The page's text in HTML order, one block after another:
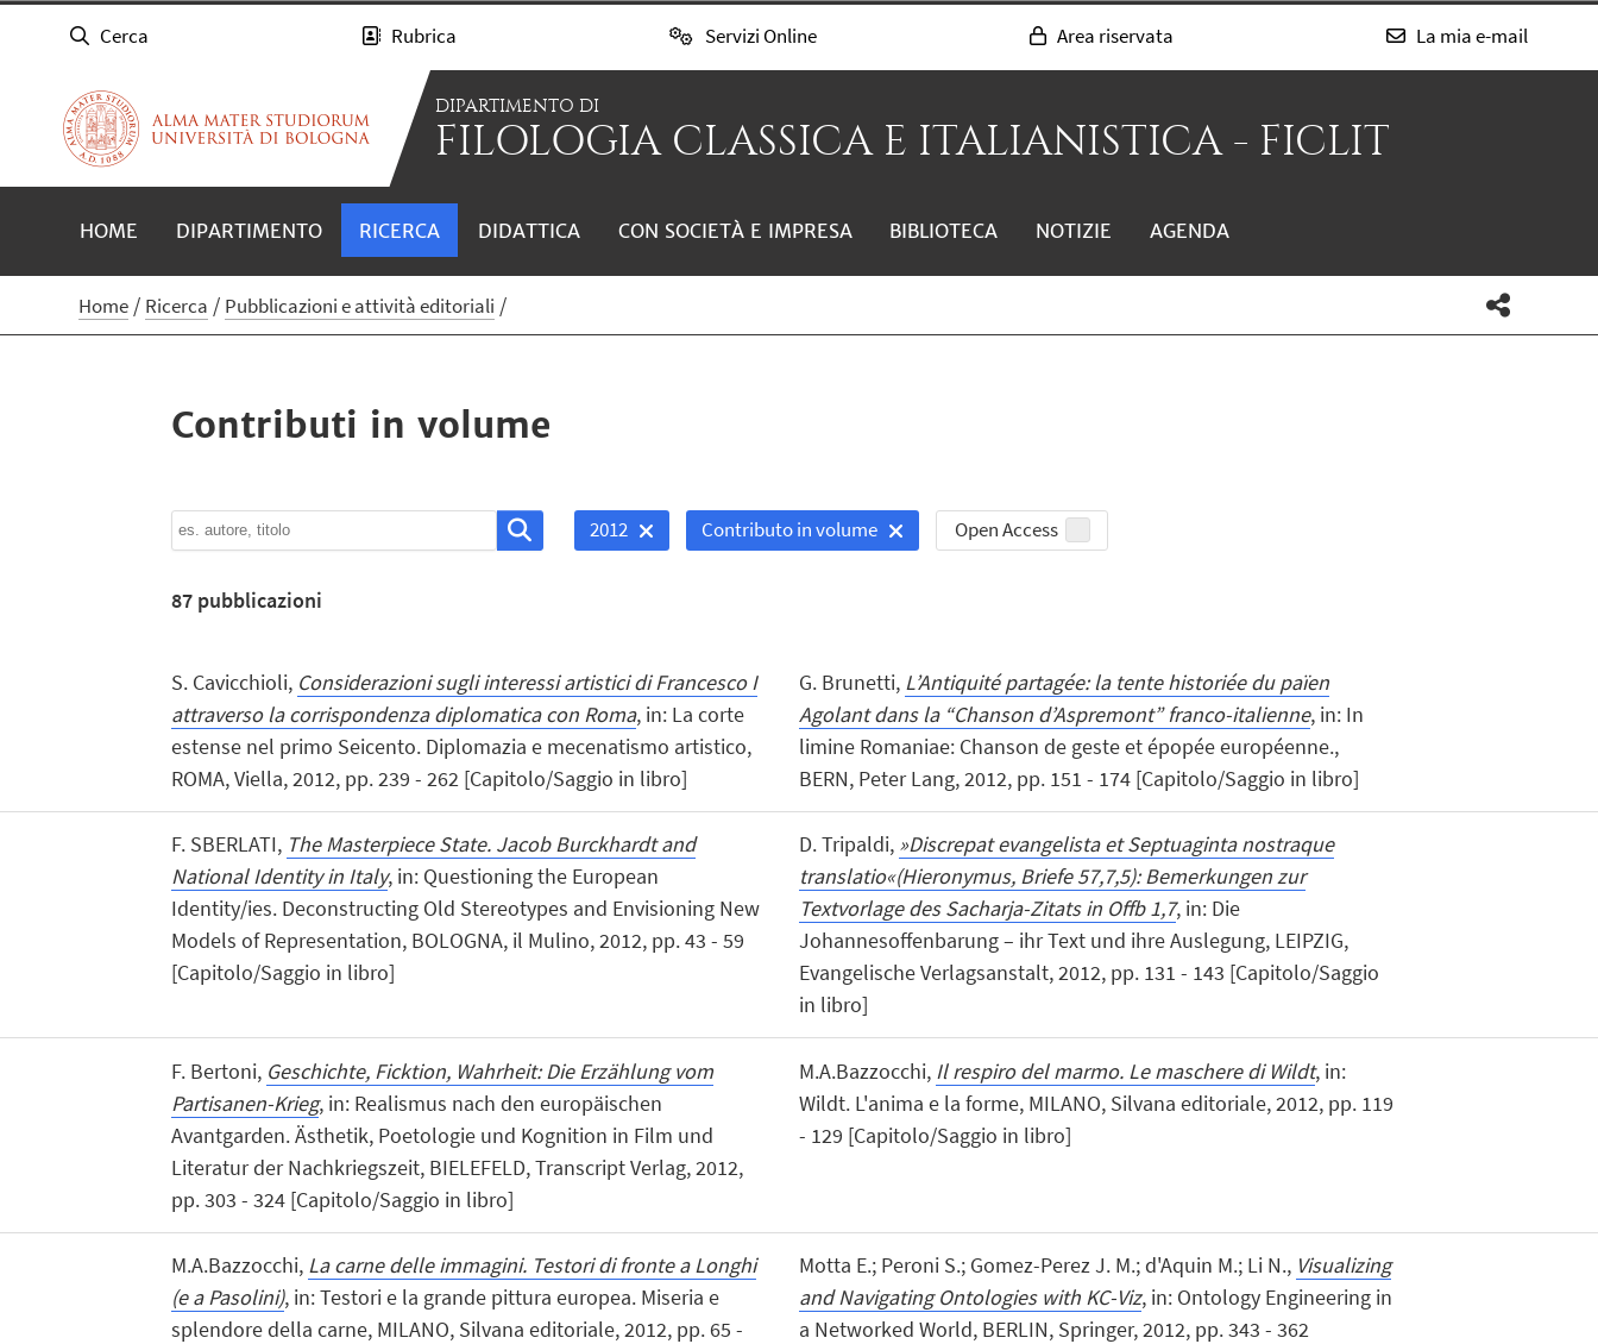
Cerca Rubrica Servizi Online Area riservata La mia e-mail
DIPARTIMENTO DI
FILOLOGIA CLASSICA E ITALIANISTICA - FICLIT
HOME DIPARTIMENTO RICERCA DIDATTICA CON SOCIETÀ E IMPRESA BIBLIOTECA NOTIZIE AGENDA
Home Ricerca Pubblicazioni e attività editoriali
Contributi in volume
2012 Contributo in volume Open Access
87pubblicazioni
S. Cavicchioli, Considerazioni sugli interessi artistici di Francesco I
attraverso la corrispondenza diplomatica con Roma, in: La corte
estense nel primo Seicento. Diplomazia e mecenatismo artistico,
ROMA, Viella, 2012, pp. 239 - 262 [Capitolo/Saggio in libro]
G. Brunetti, L’Antiquité partagée: la tente historiée du païen
Agolant dans la “Chanson d’Aspremont” franco-italienne, in: In
limine Romaniae: Chanson de geste et épopée européenne.,
BERN, Peter Lang, 2012, pp. 151 - 174 [Capitolo/Saggio in libro]
F. SBERLATI, The Masterpiece State. Jacob Burckhardt and
National Identity in Italy, in: Questioning the European
Identity/ies. Deconstructing Old Stereotypes and Envisioning New
Models of Representation, BOLOGNA, il Mulino, 2012, pp. 43 - 59
[Capitolo/Saggio in libro]
D. Tripaldi, »Discrepat evangelista et Septuaginta nostraque
translatio«(Hieronymus, Briefe 57,7,5): Bemerkungen zur
Textvorlage des Sacharja-Zitats in Offb 1,7, in: Die
Johannesoffenbarung – ihr Text und ihre Auslegung, LEIPZIG,
Evangelische Verlagsanstalt, 2012, pp. 131 - 143 [Capitolo/Saggio
in libro]
F. Bertoni, Geschichte, Ficktion, Wahrheit: Die Erzählung vom
Partisanen-Krieg, in: Realismus nach den europäischen
Avantgarden. Ästhetik, Poetologie und Kognition in Film und
Literatur der Nachkriegszeit, BIELEFELD, Transcript Verlag, 2012,
pp. 303 - 324 [Capitolo/Saggio in libro]
M.A.Bazzocchi, Il respiro del marmo. Le maschere di Wildt, in:
Wildt. L'anima e la forme, MILANO, Silvana editoriale, 2012, pp. 119
- 129 [Capitolo/Saggio in libro]
M.A.Bazzocchi, La carne delle immagini. Testori di fronte a Longhi
(e a Pasolini), in: Testori e la grande pittura europea. Miseria e
splendore della carne, MILANO, Silvana editoriale, 2012, pp. 65 -
Motta E.; Peroni S.; Gomez-Perez J. M.; d'Aquin M.; Li N., Visualizing
and Navigating Ontologies with KC-Viz, in: Ontology Engineering in
a Networked World, BERLIN, Springer, 2012, pp. 343 - 362